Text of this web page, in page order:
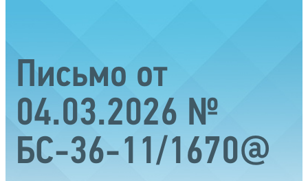
Письмо от
04.03.2026 №
БС-36-11/1670@